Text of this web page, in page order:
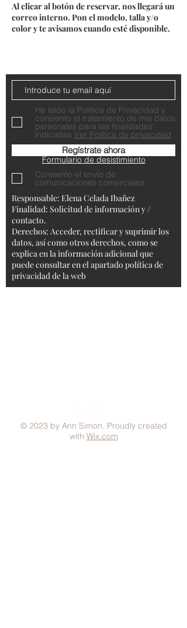
Al clicar al botón de reservar, nos llegará un
correo interno. Pon el modelo, talla y/o
color y te avisamos cuando esté disponible.
He leído la Política de Privacidad y
consiento el tratamiento de mis datos
personales para las finalidades
indicadas Ver Política de privacidad
Regístrate ahora
Consiento el envío de
comunicaciones comerciales
Responsable: Elena Celada Ibañez
Finalidad: Solicitud de información y /
contacto.
Derechos: Acceder, rectificar y suprimir los
datos, así como otros derechos, como se
explica en la información adicional que
puede consultar en el apartado política de
privacidad de la web
Formulario de desistimiento
© 2023 by Ann Simon. Proudly created
with Wix.com